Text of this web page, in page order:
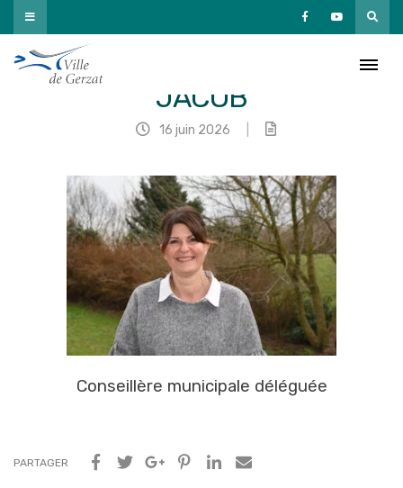
Passer
au
contenu
Laurence MERLE
JACOB
16 juin 2026
Conseillère municipale déléguée
PARTAGER